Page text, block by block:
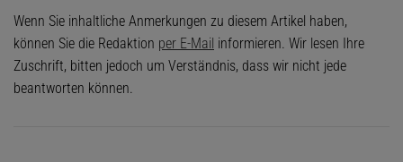
Wenn Sie inhaltliche Anmerkungen zu diesem Artikel haben,
können Sie die Redaktion per E-Mail informieren. Wir lesen Ihre
Zuschrift, bitten jedoch um Verständnis, dass wir nicht jede
beantworten können.